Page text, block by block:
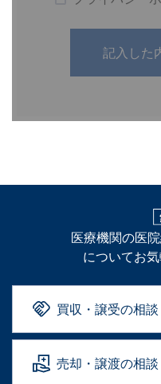
医療機関の医
についてお
買収・譲受の相談
売却・譲渡の相談